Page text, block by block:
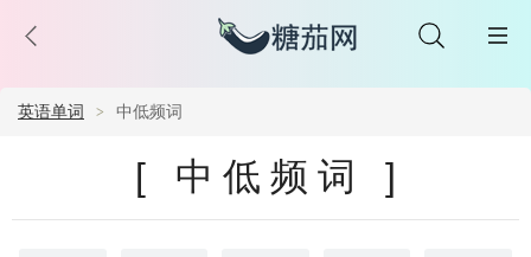
英语单词 中低频词
[ 中低频词 ]